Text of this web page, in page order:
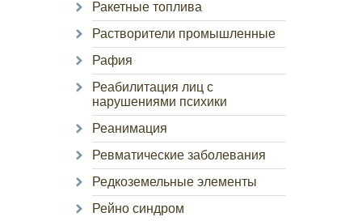
Ракетные топлива
Растворители промышленные
Рафия
Реабилитация лиц с
нарушениями психики
Реанимация
Ревматические заболевания
Редкоземельные элементы
Рейно синдром